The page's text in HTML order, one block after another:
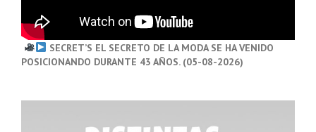
SECRET’S EL SECRETO DE LA MODA SE HA VENIDO
POSICIONANDO DURANTE 43 AÑOS. (05-08-2026)